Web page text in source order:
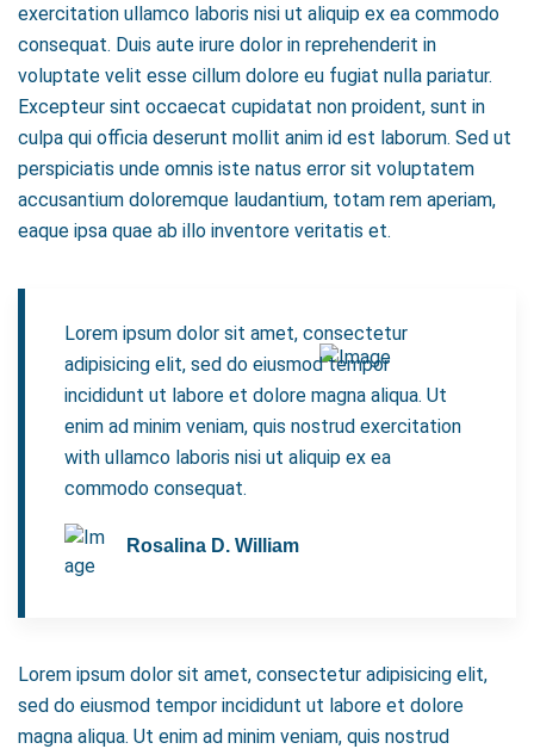
exercitation ullamco laboris nisi ut aliquip ex ea commodo
consequat. Duis aute irure dolor in reprehenderit in
voluptate velit esse cillum dolore eu fugiat nulla pariatur.
Excepteur sint occaecat cupidatat non proident, sunt in
culpa qui officia deserunt mollit anim id est laborum. Sed ut
perspiciatis unde omnis iste natus error sit voluptatem
accusantium doloremque laudantium, totam rem aperiam,
eaque ipsa quae ab illo inventore veritatis et.
Lorem ipsum dolor sit amet, consectetur
adipisicing elit, sed do eiusmod tempor
incididunt ut labore et dolore magna aliqua. Ut
enim ad minim veniam, quis nostrud exercitation
with ullamco laboris nisi ut aliquip ex ea
commodo consequat.
Rosalina D. William
Lorem ipsum dolor sit amet, consectetur adipisicing elit,
sed do eiusmod tempor incididunt ut labore et dolore
magna aliqua. Ut enim ad minim veniam, quis nostrud